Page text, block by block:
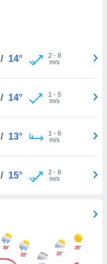
/ 14° 2- 8
m/s
/ 14° 1 - 5
m/s
/ 13° 1 - 6
m/s
/ 15° 2- 8
m/s
30°
22°
23°
28°